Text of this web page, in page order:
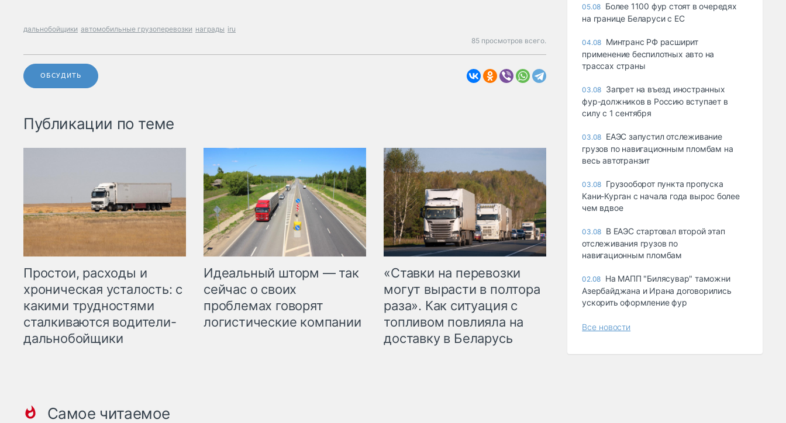
дальнобойщики автомобильные грузоперевозки награды iru
85 просмотров всего.
ОБСУДИТЬ
Публикации по теме
Простои, расходы и
хроническая усталость: с
какими трудностями
сталкиваются водители-
дальнобойщики
Идеальный шторм — так
сейчас о своих
проблемах говорят
логистические компании
«Ставки на перевозки
могут вырасти в полтора
раза». Как ситуация с
топливом повлияла на
доставку в Беларусь
Самое читаемое
05.08 Более 1100 фур стоят в очередях
на границе Беларуси с ЕС
04.08 Минтранс РФ расширит
применение беспилотных авто на
трассах страны
03.08 Запрет на въезд иностранных
фур-должников в Россию вступает в
силу с 1 сентября
03.08 ЕАЭС запустил отслеживание
грузов по навигационным пломбам на
весь автотранзит
03.08 Грузооборот пункта пропуска
Кани-Курган с начала года вырос более
чем вдвое
03.08 В ЕАЭС стартовал второй этап
отслеживания грузов по
навигационным пломбам
02.08 На МАПП "Билясувар" таможни
Азербайджана и Ирана договорились
ускорить оформление фур
Все новости